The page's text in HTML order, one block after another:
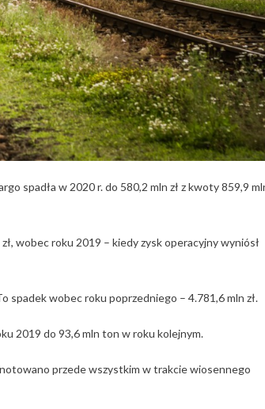
spadła w 2020 r. do 580,2 mln zł z kwoty 859,9
wobec roku 2019 – kiedy zysk operacyjny wyniósł
spadek wobec roku poprzedniego – 4.781,6 mln zł.
2019 do 93,6 mln ton w roku kolejnym.
przede wszystkim w trakcie wiosennego